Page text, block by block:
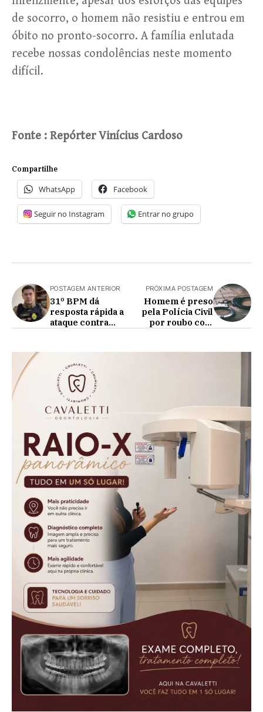
de socorro, o homem não resistiu e entrou em
óbito no pronto-socorro. A família enlutada
recebe nossas condolências neste momento
difícil.
Fonte : Repórter Vinícius Cardoso
Compartilhe
WhatsApp Facebook
Seguir no Instagram Entrar no grupo
POSTAGEM ANTERIOR
31º BPM dá
resposta rápida a
ataque contra
identifica autor de
arremesso de
objeto contra
viatura
PRÓXIMA POSTAGEM
Homem é preso
pela Polícia Civil
por roubo com